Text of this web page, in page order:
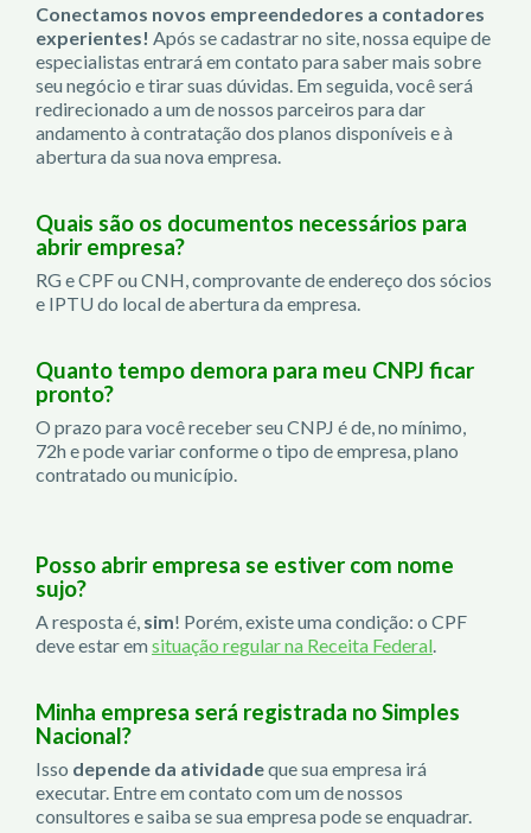
Conectamos novos empreendedores a contadores
experientes! Após se cadastrar no site, nossa equipe de
especialistas entrará em contato para saber mais sobre
seu negócio e tirar suas dúvidas. Em seguida, você será
redirecionado a um de nossos parceiros para dar
andamento à contratação dos planos disponíveis e à
abertura da sua nova empresa.
Quais são os documentos necessários para
abrir empresa?
RG e CPF ou CNH, comprovante de endereço dos sócios
e IPTU do local de abertura da empresa.
Quanto tempo demora para meu CNPJ ficar
pronto?
O prazo para você receber seu CNPJ é de, no mínimo,
72h e pode variar conforme o tipo de empresa, plano
contratado ou município.
Posso abrir empresa se estiver com nome
sujo?
A resposta é, sim! Porém, existe uma condição: o CPF
deve estar emsituação regular na Receita Federal.
Minha empresa será registrada no Simples
Nacional?
Isso depende da atividadeque sua empresa irá
executar. Entre em contato com um de nossos
consultores e saiba se sua empresa pode se enquadrar.